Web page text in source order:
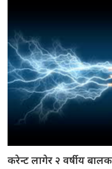
करेन्ट लागेर २ वर्षीय